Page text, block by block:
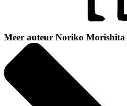
Meer auteur Noriko Morishita